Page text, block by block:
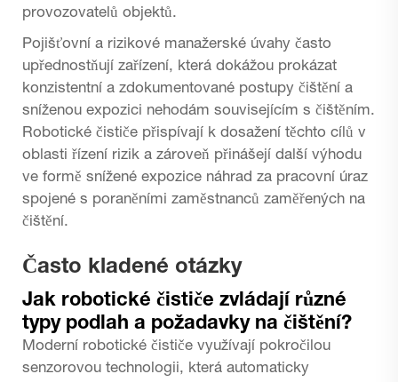
provozovatelů objektů.
Pojišťovní a rizikové manažerské úvahy často
upřednostňují zařízení, která dokážou prokázat
konzistentní a zdokumentované postupy čištění a
sníženou expozici nehodám souvisejícím s čištěním.
Robotické čističe přispívají k dosažení těchto cílů v
oblasti řízení rizik a zároveň přinášejí další výhodu
ve formě snížené expozice náhrad za pracovní úraz
spojené s poraněními zaměstnanců zaměřených na
čištění.
Často kladené otázky
Jak robotické čističe zvládají různé
typy podlah a požadavky na čištění?
Moderní robotické čističe využívají pokročilou
senzorovou technologii, která automaticky